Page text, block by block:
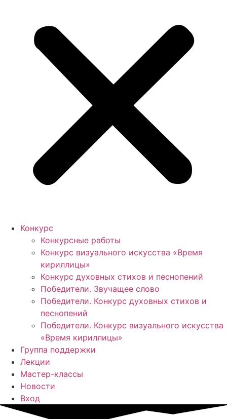
Конкурс
Конкурсные работы
Конкурс визуального искусства «Время
кириллицы»
Конкурс духовных стихов и песнопений
Победители. Звучащее слово
Победители. Конкурс духовных стихов и
песнопений
Победители. Конкурс визуального искусства
«Время кириллицы»
Группа поддержки
Лекции
Мастер-классы
Новости
Вход